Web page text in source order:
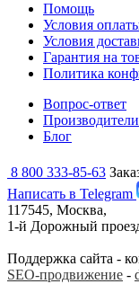
Помощь
Условия
Условия
Гарантия на
Политика
Вопрос-ответ
Производители
Блог
8 800 333-85-63
Написать в Telegram
117545, Москва,
1-й Дорожный
Поддержка сайта -
SEO-продвижение -